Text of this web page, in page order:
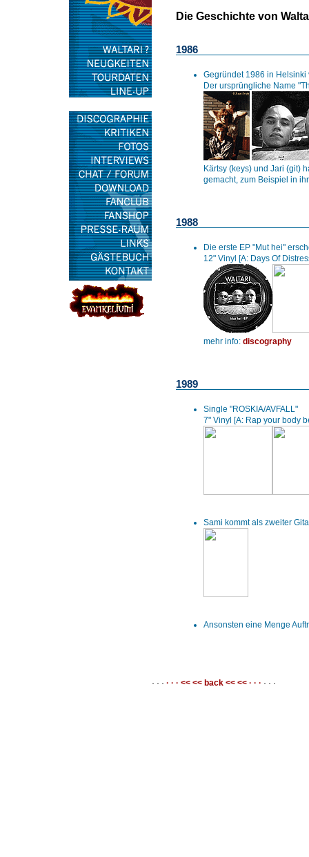
Die Geschichte von
1986
Gegründet 1986 in Helsinki
Der ursprüngliche Name
Kärtsy (keys) und Jari (git)
gemacht, zum Beispiel in
1988
Die erste EP "Mut hei"
12" Vinyl [A: Days Of
mehr info: discography
1989
Single "ROSKIA/AVFALL"
7" Vinyl [A: Rap your body
Sami kommt als zweiter
Ansonsten eine Menge
· · · · · · << << back << << · · · · · ·